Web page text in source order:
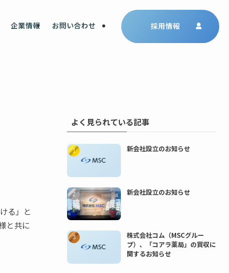
企業情報 お問い合わせ 採用情報
る」と
と共に
よく見られている記事
新会社設立のお知らせ
新会社設立のお知らせ
株式会社コム（MSCグルー
プ）、「コアラ薬局」の買収に
関するお知らせ